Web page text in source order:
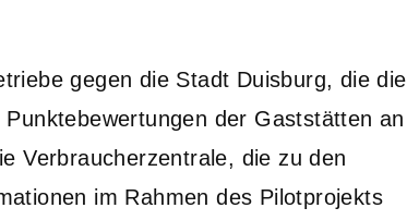
gegen die Stadt Duisburg, die die
der Gaststätten an
Verbraucherzentrale, die zu den
im Rahmen des Pilotprojekts